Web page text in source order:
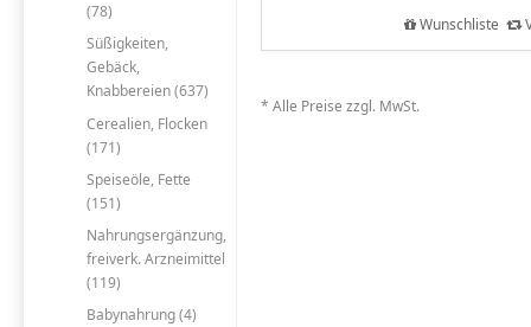
(78)
Süßigkeiten,
Gebäck,
Knabbereien (637)
Cerealien, Flocken
(171)
Speiseöle, Fette
(151)
Nahrungsergänzung,
freiverk. Arzneimittel
(119)
Babynahrung (4)
Wunschliste
* Alle Preise zzgl. MwSt.